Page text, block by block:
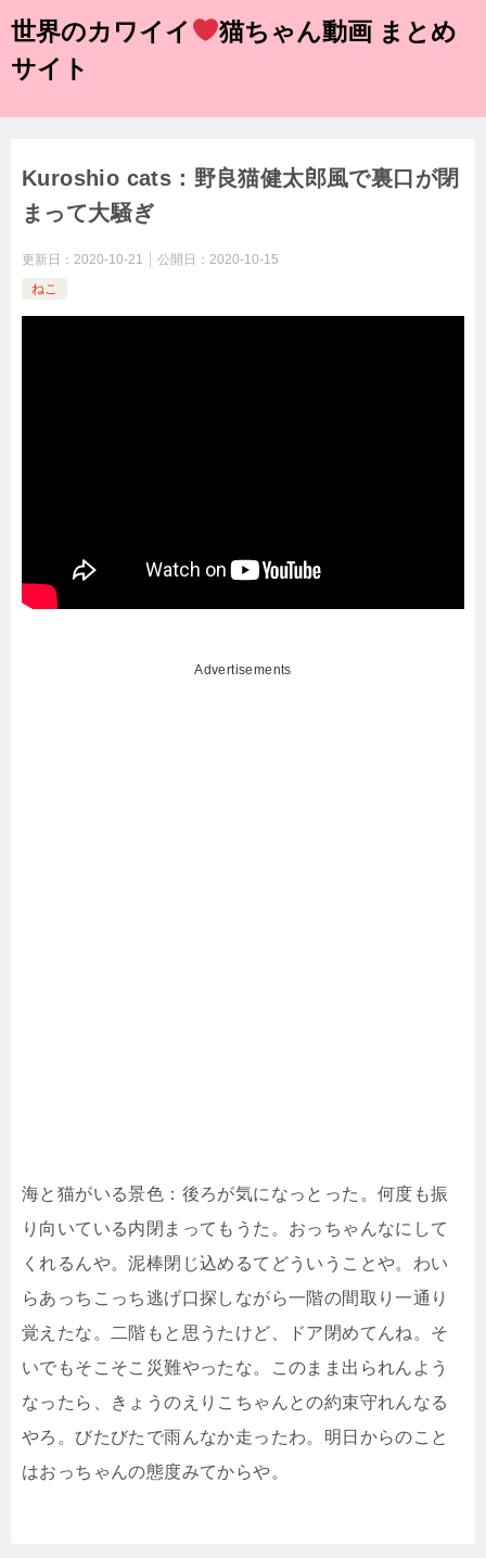
世界のカワイイ
猫ちゃん動画 まとめ
サイト
Kuroshio cats：野良猫健太郎風で裏口が閉
まって大騒ぎ
更新日： 2020-10-21 公開日： 2020-10-15
ねこ
Advertisements
海と猫がいる景色：後ろが気になっとった。何度も振
り向いている内閉まってもうた。おっちゃんなにして
くれるんや。泥棒閉じ込めるてどういうことや。わい
らあっちこっち逃げ口探しながら一階の間取り一通り
覚えたな。二階もと思うたけど、ドア閉めてんね。そ
いでもそこそこ災難やったな。このまま出られんよう
なったら、きょうのえりこちゃんとの約束守れんなる
やろ。びたびたで雨んなか走ったわ。明日からのこと
はおっちゃんの態度みてからや。